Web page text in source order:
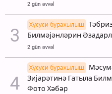
2 gün əvvəl
Хүсуси бурахылыш
Билмәјәнләрин
2 gün əvvəl
Хүсуси бурахылыш
Зијарәтинә Гатыла
Фото Хәбәр